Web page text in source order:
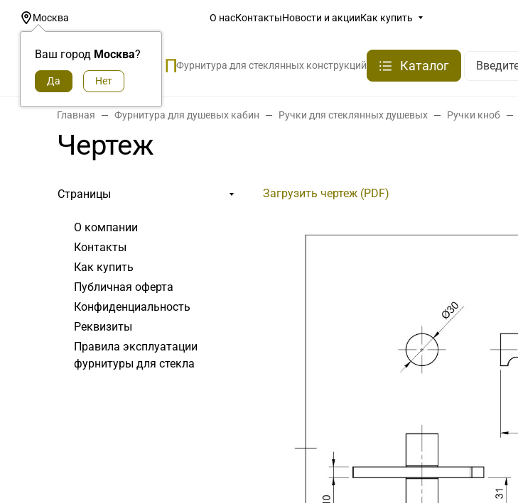
Москва
Ваш город Москва?
О насКонтактыНовости и акцииКак купить
Фурнитура для стеклянных конструкций Каталог
Главная Фурнитура для душевых кабин Ручки для стеклянных душевых Ручки кноб
Чертеж
Страницы
О компании
Контакты
Как купить
Публичная оферта
Конфиденциальность
Реквизиты
Правила эксплуатации
фурнитуры для стекла
Загрузить чертеж (PDF)